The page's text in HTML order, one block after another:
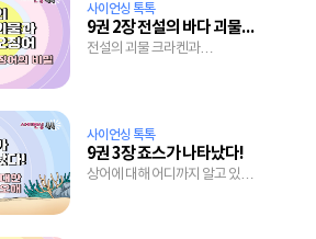
사이언싱 톡톡
9권 2장 전설의 바다 괴물과 대왕오징어
전설의 괴물 크라켄과
사이언싱 톡톡
9권 3장 죠스가 나타났다!
상어에 대해 어디까지 알고 있니?